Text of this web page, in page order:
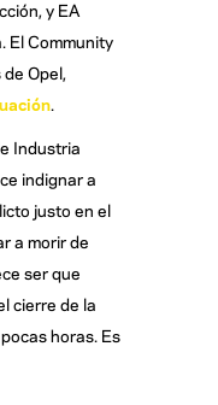
y EA
El Community
Opel,
.
Industria
indignar a
justo en el
a morir de
ser que
cierre de la
horas. Es